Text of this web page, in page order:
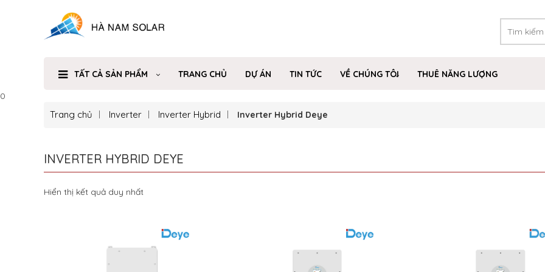
TẤT CẢ SẢN PHẨM TRANG CHỦ DỰ ÁN TIN TỨC VỀ CHÚNG TÔI
THUÊ NĂNG LƯỢNG
0
Trang chủ Inverter Inverter Hybrid Inverter Hybrid Deye
INVERTER HYBRID DEYE
Hiển thị kết quả duy nhất